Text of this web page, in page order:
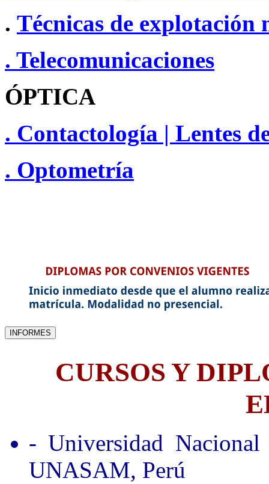
. Técnicas de explotación
. Telecomunicaciones
ÓPTICA
. Contactología | Lentes
. Optometría
CURSOS Y
- Universidad
UNASAM, Perú